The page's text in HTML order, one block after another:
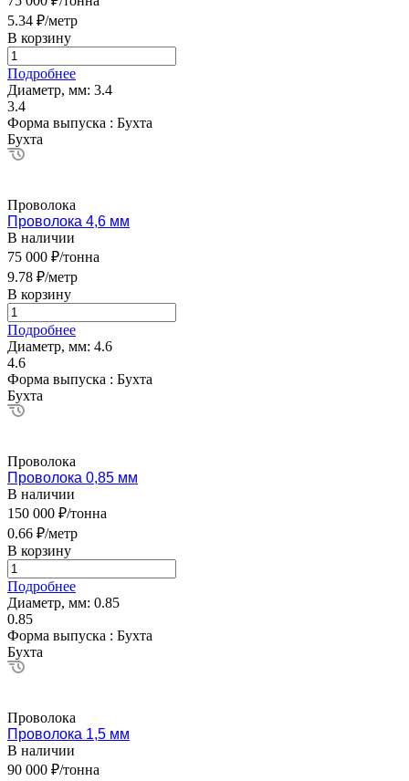
5.34 ₽/метр
В корзину
Подробнее
Диаметр, мм: 3.4
3.4
Форма выпуска : Бухта
Бухта
Проволока
Проволока 4,6 мм
В наличии
75 000 ₽/тонна
9.78 ₽/метр
В корзину
Подробнее
Диаметр, мм: 4.6
4.6
Форма выпуска : Бухта
Бухта
Проволока
Проволока 0,85 мм
В наличии
150 000 ₽/тонна
0.66 ₽/метр
В корзину
Подробнее
Диаметр, мм: 0.85
0.85
Форма выпуска : Бухта
Бухта
Проволока
Проволока 1,5 мм
В наличии
90 000 ₽/тонна